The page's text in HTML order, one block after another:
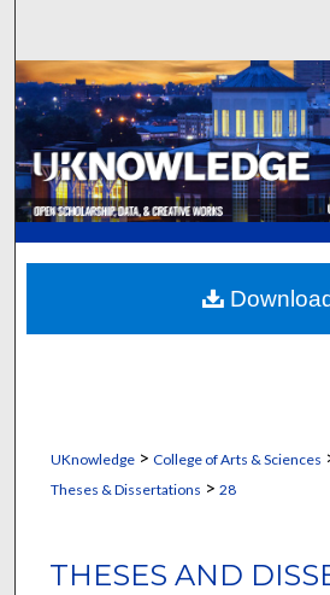
Browse
My Account
About
Digital Commons
UKnowledge> College of Arts & Sciences
Theses & Dissertations > 28
THESES AND
Download